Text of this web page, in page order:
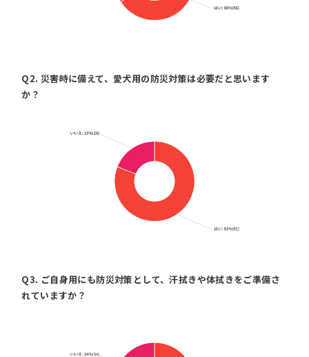
Q2. 災害時に備えて、愛犬用の防災対策は必要だと思います
か？
Q3. ご自身用にも防災対策として、汗拭きや体拭きをご準備さ
れていますか？